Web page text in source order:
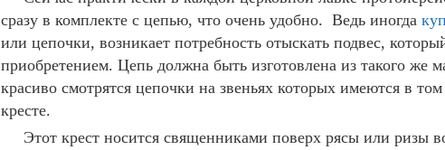
сразу в комплекте с цепью, что очень удобно. Ведь иногда
или цепочки, возникает потребность отыскать подвес,
приобретением. Цепь должна быть изготовлена из такого же
красиво смотрятся цепочки на звеньях которых имеются в
кресте.
Этот крест носится священниками поверх рясы или ризы